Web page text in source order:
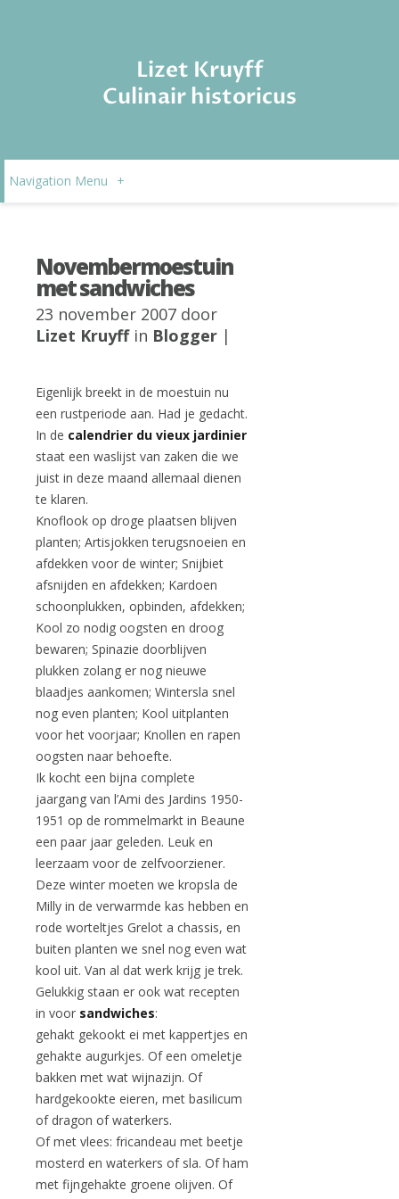
Lizet Kruyff
Culinair historicus
Navigation Menu +
Novembermoestuin
met sandwiches
23 november 2007 door
Lizet Kruyffin Blogger |
Eigenlijk breekt in de moestuin nu
een rustperiode aan. Had je gedacht.
In de calendrier du vieux jardinier
staat een waslijst van zaken die we
juist in deze maand allemaal dienen
te klaren.
Knoflook op droge plaatsen blijven
planten; Artisjokken terugsnoeien en
afdekken voor de winter; Snijbiet
afsnijden en afdekken; Kardoen
schoonplukken, opbinden, afdekken;
Kool zo nodig oogsten en droog
bewaren; Spinazie doorblijven
plukken zolang er nog nieuwe
blaadjes aankomen; Wintersla snel
nog even planten; Kool uitplanten
voor het voorjaar; Knollen en rapen
oogsten naar behoefte.
Ik kocht een bijna complete
jaargang van l’Ami des Jardins 1950-
1951 op de rommelmarkt in Beaune
een paar jaar geleden. Leuk en
leerzaam voor de zelfvoorziener.
Deze winter moeten we kropsla de
Milly in de verwarmde kas hebben en
rode worteltjes Grelot a chassis, en
buiten planten we snel nog even wat
kool uit. Van al dat werk krijg je trek.
Gelukkig staan er ook wat recepten
in voor sandwiches:
gehakt gekookt ei met kappertjes en
gehakte augurkjes. Of een omeletje
bakken met wat wijnazijn. Of
hardgekookte eieren, met basilicum
of dragon of waterkers.
Of met vlees: fricandeau met beetje
mosterd en waterkers of sla. Of ham
met fijngehakte groene olijven. Of